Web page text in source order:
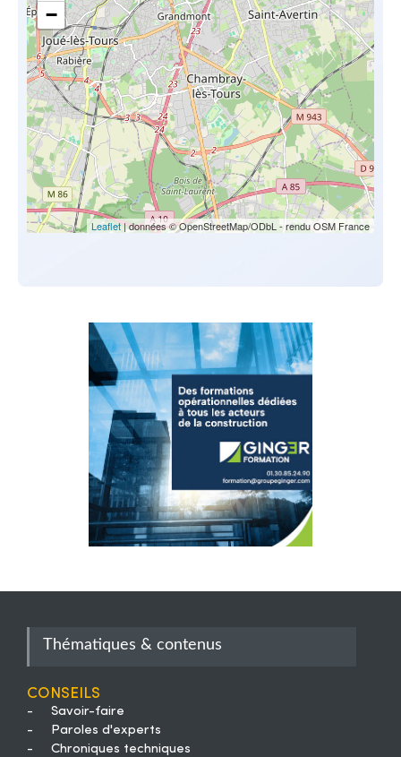
−
Leaflet| données © OpenStreetMap/ODbL - rendu OSM France
Thématiques & contenus
Conseils
-
Savoir-faire
-
Paroles d'experts
-
Chroniques techniques